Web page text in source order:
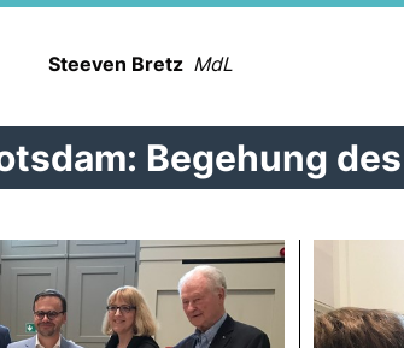
Steeven Bretz MdL
Begehung